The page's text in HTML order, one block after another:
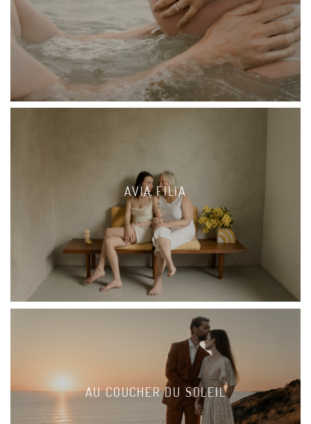
AVIA FILIA
AU COUCHER DU SOLEIL